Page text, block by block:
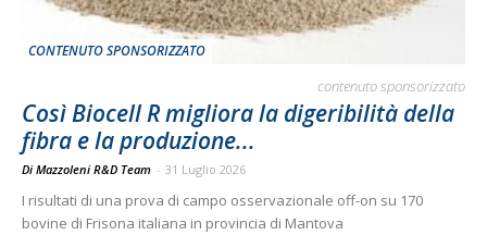
CONTENUTO SPONSORIZZATO
contenuto sponsorizzato
Così Biocell R migliora la digeribilità della
fibra e la produzione...
Di Mazzoleni R&D Team - 31 Luglio 2026
I risultati di una prova di campo osservazionale off-on su 170
bovine di Frisona italiana in provincia di Mantova